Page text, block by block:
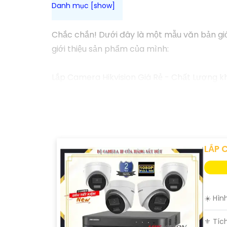
Chắc chắn! Dưới đây là một mẫu văn bản
giới thiệu sản phẩm của mình:
Giá cả phải chăng: Chúng tôi cam kết
Chất lượng đỉnh cao: Camera Hikvision là
3:
Dịch vụ chuyên nghiệp: Đội ngũ kỹ
và hiệu quả.
Hãy để chúng tôi bảo vệ không gian quý
Liên hệ ngay với chúng tôi để được tư vấn
LẮP
☀️
⚜️